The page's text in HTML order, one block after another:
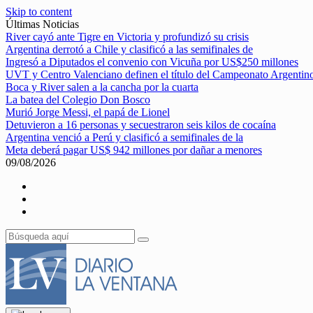
Skip to content
Últimas Noticias
River cayó ante Tigre en Victoria y profundizó su crisis
Argentina derrotó a Chile y clasificó a las semifinales de
Ingresó a Diputados el convenio con Vicuña por US$250 millones
UVT y Centro Valenciano definen el título del Campeonato
Boca y River salen a la cancha por la cuarta
La batea del Colegio Don Bosco
Murió Jorge Messi, el papá de Lionel
Detuvieron a 16 personas y secuestraron seis kilos de cocaína
Argentina venció a Perú y clasificó a semifinales de la
Meta deberá pagar US$ 942 millones por dañar a menores
09/08/2026